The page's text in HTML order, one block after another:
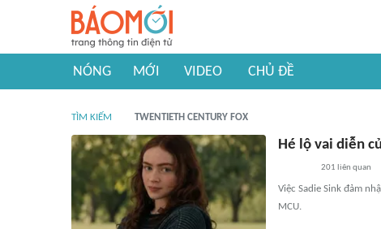
NÓNG MỚI VIDEO CHỦ ĐỀ
TÌM KIẾM TWENTIETH CENTURY FOX
Hé lộ vai diễn
201 liên quan
Việc Sadie Sink đảm
MCU.